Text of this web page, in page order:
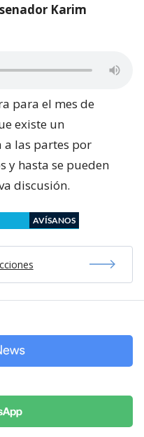
senador Karim
para el mes de
existe un
a las partes por
y hasta se pueden
discusión.
AVÍSANOS